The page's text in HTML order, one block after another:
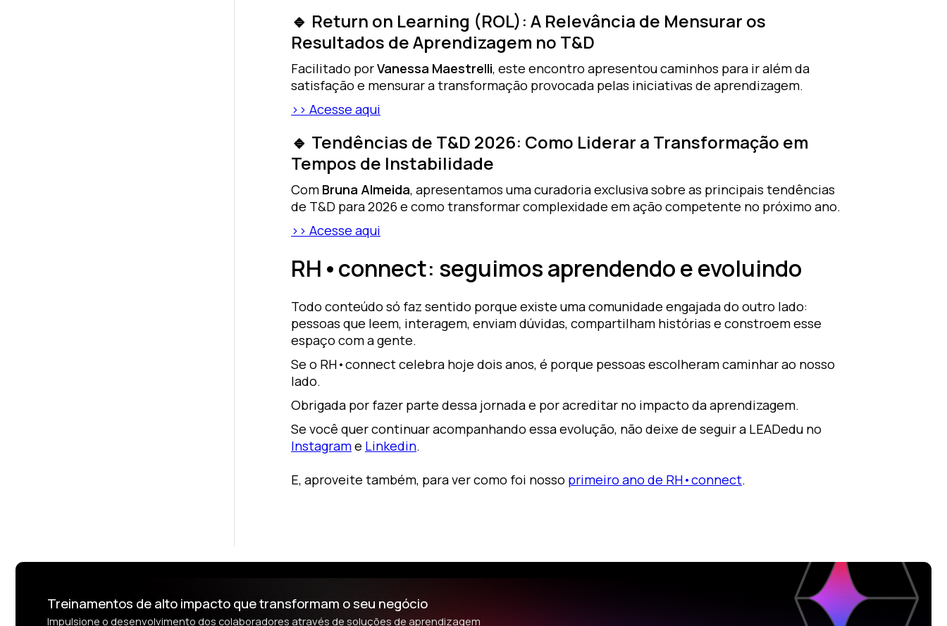
🔹 Return on Learning (ROL): A Relevância de Mensurar os
Resultados de Aprendizagem no T&D
Facilitado porVanessa Maestrelli, este encontro apresentou caminhos para ir além da
satisfação e mensurar a transformação provocada pelas iniciativas de aprendizagem.
>> Acesse aqui
🔹 Tendências de T&D 2026: Como Liderar a Transformação em
Tempos de Instabilidade
Com Bruna Almeida, apresentamos uma curadoria exclusiva sobre as principais tendências
de T&D para 2026 e como transformar complexidade em ação competente no próximo ano.
>> Acesse aqui
RH•connect: seguimos aprendendo e evoluindo
Todo conteúdo só faz sentido porque existe uma comunidade engajada do outro lado:
pessoas que leem, interagem, enviam dúvidas, compartilham histórias e constroem esse
espaço com a gente.
Se o RH•connect celebra hoje dois anos, é porque pessoas escolheram caminhar ao nosso
lado.
Obrigada por fazer parte dessa jornada e por acreditar no impacto da aprendizagem.
Se você quer continuar acompanhando essa evolução, não deixe de seguir a LEADedu no
Instagrame Linkedin.
E, aproveite também, para ver como foi nosso primeiro ano de RH•connect.
Treinamentos de alto impacto que transformam o seu negócio
Impulsione o desenvolvimento dos colaboradores através de soluções de aprendizagem